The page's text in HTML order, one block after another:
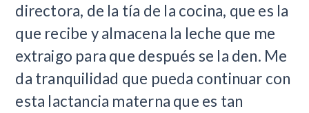
directora, de la tía de la cocina, que es la
que recibe y almacena la leche que me
extraigo para que después se la den. Me
da tranquilidad que pueda continuar con
esta lactancia materna que es tan